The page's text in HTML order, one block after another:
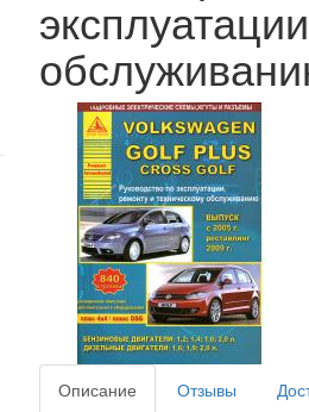
Описание Отзывы